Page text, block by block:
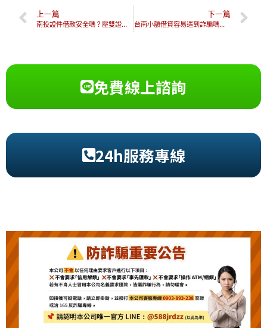
上一篇
南投證件借款安全嗎？壓雙證件是詐騙？證件借款該注意的4件事！
下一篇
台南小額借貸容易遇到詐騙嗎？5招教你如何安心借貸！
免費線上諮詢
24h服務專線